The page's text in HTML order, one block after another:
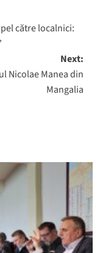
către localnici:
Next:
Nicolae Manea din
Mangalia